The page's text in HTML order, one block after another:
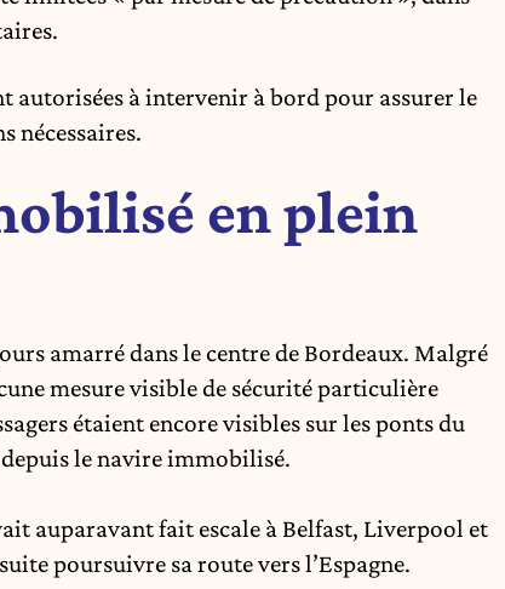
autorisées à intervenir à bord pour assurer le
nécessaires.
en plein
amarré dans le centre de Bordeaux. Malgré
mesure visible de sécurité particulière
étaient encore visibles sur les ponts du
le navire immobilisé.
auparavant fait escale à Belfast, Liverpool et
poursuivre sa route vers l’Espagne.